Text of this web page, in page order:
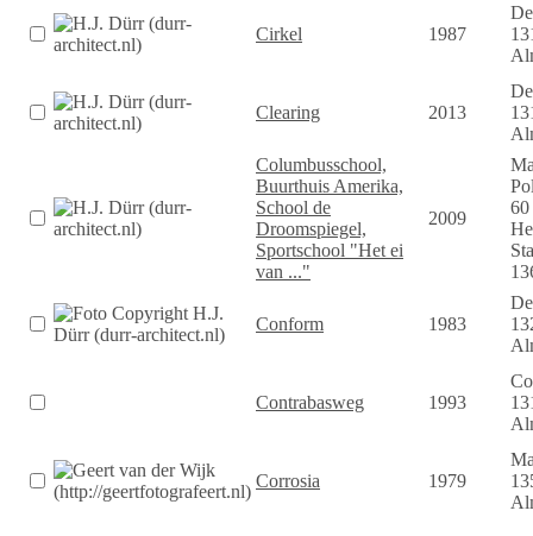
Cirkel 1987
Clearing 2013
Columbusschool,
Buurthuis Amerika,
School de
Droomspiegel,
Sportschool "Het ei
van ..."
2009
60
Conform 1983
Contrabasweg 1993
Corrosia 1979